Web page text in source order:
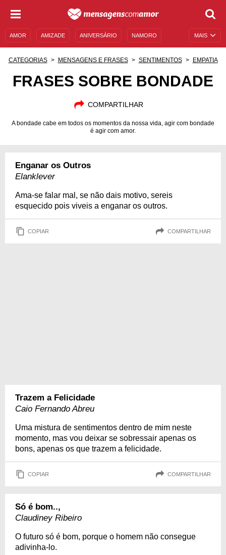
MAIS
AMOR AMIZADE ANIVERSÁRIO NAMORO
CATEGORIAS MENSAGENS E FRASES SENTIMENTOS EMPATIA
FRASES SOBRE BONDADE
COMPARTILHAR
A bondade cabe em todos os momentos da nossa vida, agir com bondade
é agir com amor.
Enganar os Outros
Elanklever
Ama-se falar mal, se não dais motivo, sereis
esquecido pois viveis a enganar os outros.
COPIAR COMPARTILHAR
Trazem a Felicidade
Caio Fernando Abreu
Uma mistura de sentimentos dentro de mim neste
momento, mas vou deixar se sobressair apenas os
bons, apenas os que trazem a felicidade.
COPIAR COMPARTILHAR
Só é bom..,
Claudiney Ribeiro
O futuro só é bom, porque o homem não consegue
adivinha-lo.